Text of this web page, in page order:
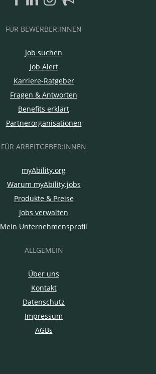
FÜR BEWERBER:INNEN
Job suchen
Job Alert
Karriere-Ratgeber
Fragen & Antworten
Benefits erklärt
Partnerorganisationen
FÜR ARBEITGEBER:INNEN
myAbility.org
Warum myAbility.jobs
Produkte & Preise
Jobs verwalten
Mein Unternehmensprofil
ALLGEMEIN
Über uns
Kontakt
Datenschutz
Impressum
AGBs